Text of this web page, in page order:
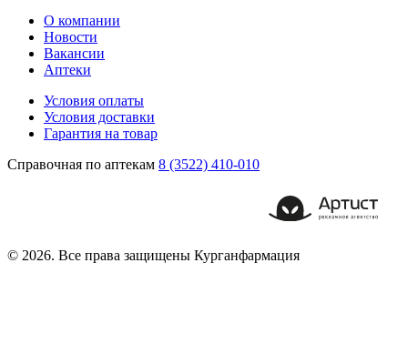
О компании
Новости
Вакансии
Аптеки
Условия оплаты
Условия доставки
Гарантия на товар
Справочная по аптекам 8 (3522) 410-010
© 2026. Все права защищены Курганфармация